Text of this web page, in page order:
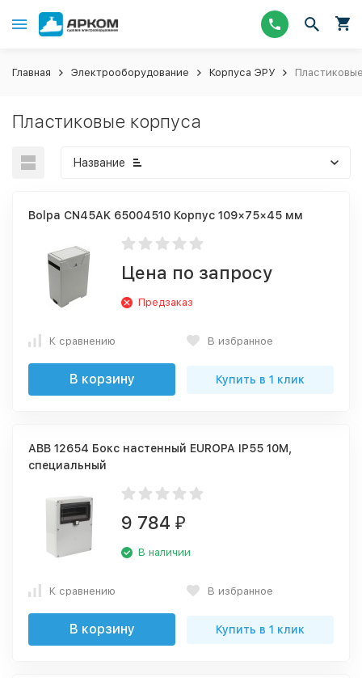
Главная Электрооборудование Корпуса ЭРУ
Пластиковые корпуса
Название
Bolpa CN45AK 65004510 Корпус 109×75×45 мм
Цена по запросу
Предзаказ
К сравнению В избранное
В корзину Купить в 1 клик
ABB 12654 Бокс настенный EUROPA IP55 10M,
специальный
9 784 ₽
В наличии
К сравнению В избранное
В корзину Купить в 1 клик